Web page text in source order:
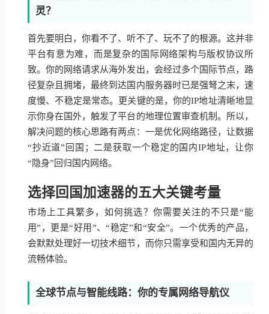
灵？
首先要明白，你看不了、听不了、玩不了的根源。这并非
平台有意为难，而是复杂的国际网络架构与版权协议所
致。你的网络请求从海外发出，会经过多个国际节点，路
径复杂且拥堵，最终到达国内服务器时已是强弩之末，速
度慢、不稳定是常态。更关键的是，你的IP地址清晰地显
示你身在国外，触发了平台的地理位置审查机制。所以，
解决问题的核心思路有两点：一是优化网络路径，让数据
“抄近道”回国；二是获取一个稳定的国内IP地址，让你
“隐身”回归国内网络。
选择回国加速器的五大关键考量
市场上工具繁多，如何挑选？你需要关注的不只是“能
用”，更是“好用”、“稳定”和“安全”。一个优秀的产品，
会默默处理好一切技术细节，而你只需享受和国内无异的
流畅体验。
全球节点与智能线路：你的专属网络导航仪